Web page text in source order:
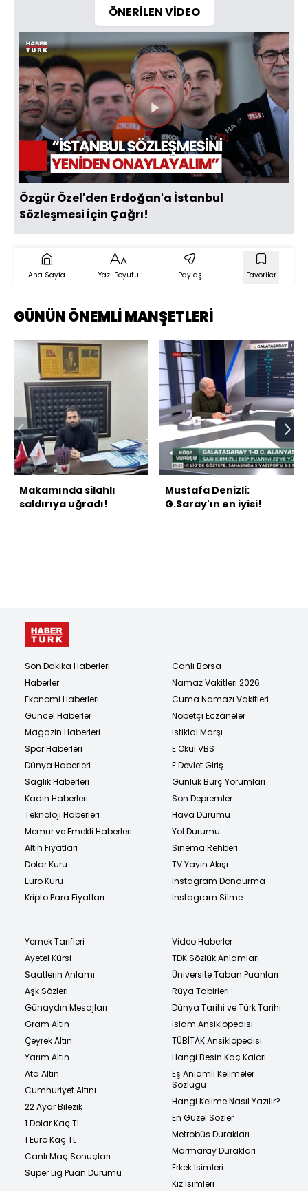
ÖNERİLEN VİDEO
Videoyu
Oynat
Özgür Özel'den Erdoğan'a İstanbul
Sözleşmesi İçin Çağrı!
Ana Sayfa Yazı Boyutu Paylaş Favoriler
GÜNÜN ÖNEMLİ MANŞETLERİ
Makamında silahlı
saldırıya uğradı!
Mustafa Denizli:
G.Saray'ın en iyisi!
Son Dakika Haberleri
Haberler
Ekonomi Haberleri
Güncel Haberler
Magazin Haberleri
Spor Haberleri
Dünya Haberleri
Sağlık Haberleri
Kadın Haberleri
Teknoloji Haberleri
Memur ve Emekli Haberleri
Altın Fiyatları
Dolar Kuru
Euro Kuru
Kripto Para Fiyatları
Canlı Borsa
Namaz Vakitleri 2026
Cuma Namazı Vakitleri
Nöbetçi Eczaneler
İstiklal Marşı
E Okul VBS
E Devlet Giriş
Günlük Burç Yorumları
Son Depremler
Hava Durumu
Yol Durumu
Sinema Rehberi
TV Yayın Akışı
Instagram Dondurma
Instagram Silme
Yemek Tarifleri
Ayetel Kürsi
Saatlerin Anlamı
Aşk Sözleri
Günaydın Mesajları
Gram Altın
Çeyrek Altın
Yarım Altın
Ata Altın
Cumhuriyet Altını
22 Ayar Bilezik
1 Dolar Kaç TL
1 Euro Kaç TL
Canlı Maç Sonuçları
Süper Lig Puan Durumu
Video Haberler
TDK Sözlük Anlamları
Üniversite Taban Puanları
Rüya Tabirleri
Dünya Tarihi ve Türk Tarihi
İslam Ansiklopedisi
TÜBİTAK Ansiklopedisi
Hangi Besin Kaç Kalori
Eş Anlamlı Kelimeler
Sözlüğü
Hangi Kelime Nasıl Yazılır?
En Güzel Sözler
Metrobüs Durakları
Marmaray Durakları
Erkek İsimleri
Kız İsimleri